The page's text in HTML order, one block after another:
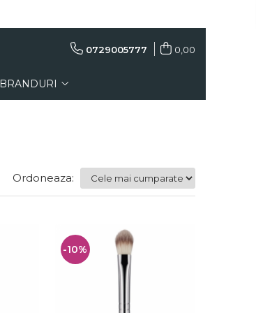
0729005777 0,00
BRANDURI
Ordoneaza:
-10%